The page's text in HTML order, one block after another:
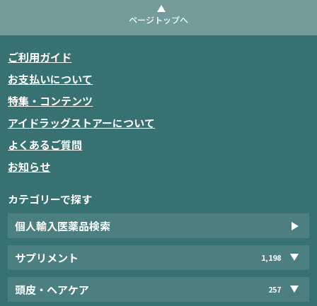
ページトップへ
ご利用ガイド
お支払いについて
特集・コンテンツ
アイドラッグストアーについて
よくあるご質問
お知らせ
カテゴリーで探す
個人輸入医薬品検索
サプリメント 1,198
頭皮・ヘアケア 257